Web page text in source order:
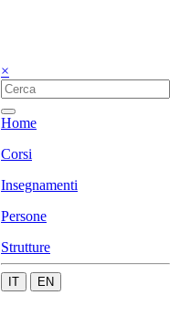
×
Home
Corsi
Insegnamenti
Persone
Strutture
IT EN